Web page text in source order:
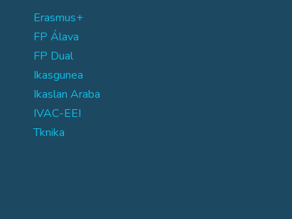
Erasmus+
FP Álava
FP Dual
Ikasgunea
Ikaslan Araba
IVAC-EEI
Tknika